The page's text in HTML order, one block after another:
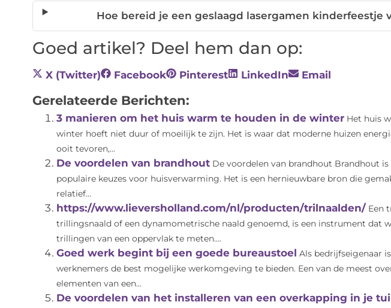
Hoe bereid je een geslaagd lasergamen kinderfeestje
Goed artikel? Deel hem dan op:
X (Twitter) Facebook Pinterest LinkedIn Email
Gerelateerde Berichten:
3 manieren om het huis warm te houden in de winter Het huis
winter hoeft niet duur of moeilijk te zijn. Het is waar dat moderne huizen
ooit tevoren,...
De voordelen van brandhout De voordelen van brandhout Brandhout is
populaire keuzes voor huisverwarming. Het is een hernieuwbare bron die
relatief...
https://www.lieversholland.com/nl/producten/trilnaalden/ Een
trillingsnaald of een dynamometrische naald genoemd, is een instrument dat
trillingen van een oppervlak te meten....
Goed werk begint bij een goede bureaustoel Als bedrijfseigenaar
werknemers de best mogelijke werkomgeving te bieden. Een van de meest
elementen van een...
De voordelen van het installeren van een overkapping in je